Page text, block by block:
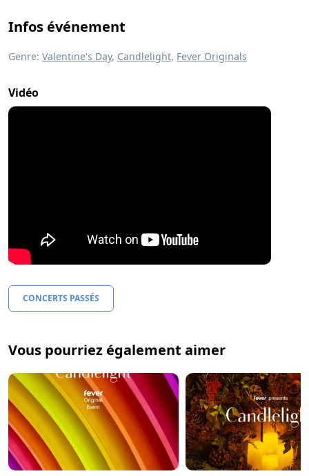
Infos événement
Genre: Valentine's Day, Candlelight, Fever Originals
Vidéo
CONCERTS PASSÉS
Vous pourriez également aimer